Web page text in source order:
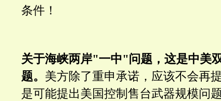
条件！
关于海峡两岸"一中"问题，这是中美
题。 美方除了重申承诺，应该不会再
是可能提出美国控制售台武器规模问